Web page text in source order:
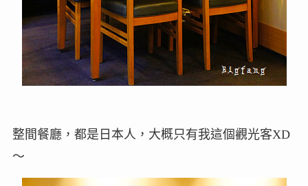
整間餐廳，都是日本人，大概只有我這個觀光客XD
～